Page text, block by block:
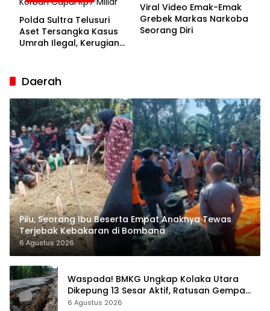
Polda Sultra Telusuri
Aset Tersangka Kasus
Umrah Ilegal, Kerugian
Viral Video Emak-Emak
Grebek Markas Narkoba
Seorang Diri
Daerah
Pilu, Seorang Ibu Beserta Empat Anaknya Tewas
Terjebak Kebakaran di Bombana
6 Agustus 2026
Waspada! BMKG Ungkap Kolaka Utara
Dikepung 13 Sesar Aktif, Ratusan Gempa
Sudah Terekam
6 Agustus 2026